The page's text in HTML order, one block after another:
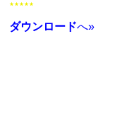
★★★★★
ダウンロードへ»